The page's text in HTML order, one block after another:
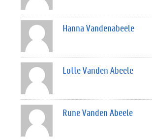
Hanna Vandenabeele
Lotte Vanden Abeele
Rune Vanden Abeele